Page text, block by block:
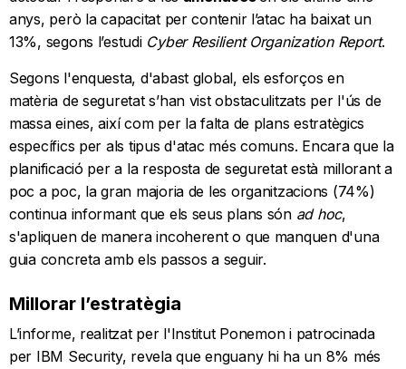
anys, però la capacitat per contenir l’atac ha baixat un
13%, segons l’estudi Cyber Resilient Organization Report.
Segons l'enquesta, d'abast global, els esforços en
matèria de seguretat s’han vist obstaculitzats per l'ús de
massa eines, així com per la falta de plans estratègics
específics per als tipus d'atac més comuns. Encara que la
planificació per a la resposta de seguretat està millorant a
poc a poc, la gran majoria de les organitzacions (74%)
continua informant que els seus plans són ad hoc,
s'apliquen de manera incoherent o que manquen d'una
guia concreta amb els passos a seguir.
Millorar l’estratègia
L’informe, realitzat per l'Institut Ponemon i patrocinada
per IBM Security, revela que enguany hi ha un 8% més